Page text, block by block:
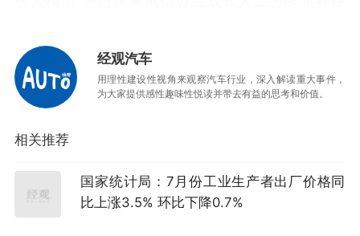
车产业深度融合，筑牢智能化安全底线。东风
OpenWorld真实道路多模态驾驶数据集开放计划
发布，为世界模型与具身智能技术落地提供关键
数据基础设施支撑。
车规芯片是汽车智能化的核心底座，东风汽车打
造的国内首款全国产高性能车规级MCU芯片
经观汽车
用理性建设性视角来观察汽车行业，深入解读重大事件，
为大家提供感性趣味性悦读并带去有益的思考和价值。
相关推荐
国家统计局：7月份工业生产者出厂价格同
比上涨3.5% 环比下降0.7%